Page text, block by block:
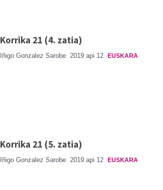
Korrika 21 (4. zatia)
Iñigo Gonzalez Sarobe 2019 api 12 EUSKARA
Korrika 21 (5. zatia)
Iñigo Gonzalez Sarobe 2019 api 12 EUSKARA